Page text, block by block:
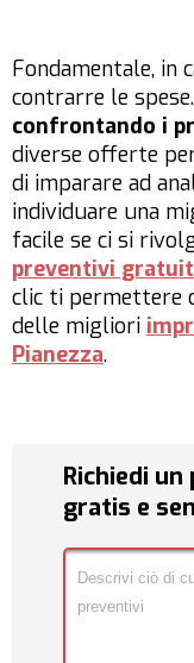
Fondamentale, in
contrarre le
confrontando i
diverse offerte
di imparare ad
individuare una
facile se ci si
preventivi
clic ti permettere
delle migliori
Pianezza.
Richiedi
gratis e